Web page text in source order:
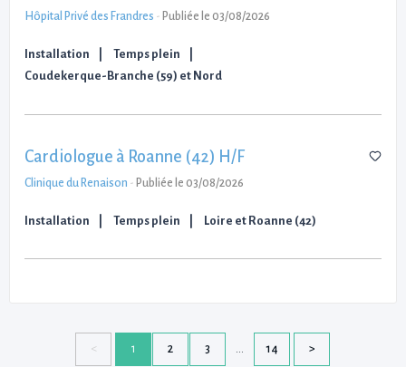
Hôpital Privé des Frandres - Publiée le 03/08/2026
Installation
Temps plein
Coudekerque-Branche (59) et Nord
Cardiologue à Roanne (42) H/F
Clinique du Renaison - Publiée le 03/08/2026
Installation Temps plein Loire et Roanne (42)
1 2 3 14